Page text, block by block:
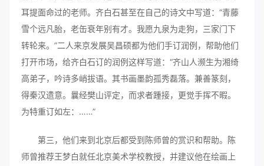
耳提面命过的老师。齐白石甚至在自己的诗文中写道：“青藤
雪个远凡胎，老缶衰年别有才。我愿九泉为走狗，三家门下
转轮来。”二人来京发展吴昌硕都为他们手订润例，帮助他们
打开市场，给齐白石订的润例这样写道：“齐山人濒生为湘绮
高弟子，吟诗多峭拔语。其书画墨韵孤秀磊落。兼善篆刻，
得秦汉遗意。曩经樊山评定，而求者踵接，更觉手挥不暇。
为特重订如左：……”
第三，他们来到北京后都受到陈师曾的赏识和帮助。陈
师曾推荐王梦白就任北京美术学校教授，并建议他在绘画上